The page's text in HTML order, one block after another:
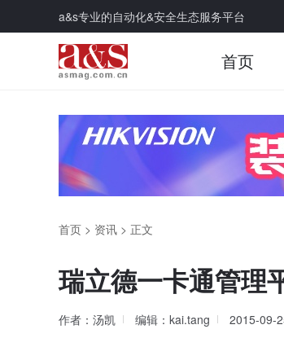
a&s专业的自动化&安全生态服务平台
首页
首页 > 资讯 > 正文
瑞立德一卡通管理
作者：汤凯 编辑：kai.tang 2015-09-